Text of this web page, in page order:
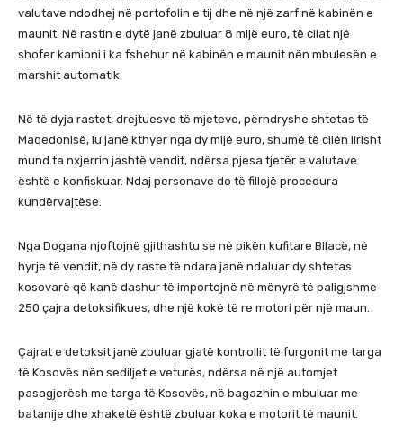
valutave ndodhej në portofolin e tij dhe në një zarf në kabinën e
maunit. Në rastin e dytë janë zbuluar 8 mijë euro, të cilat një
shofer kamioni i ka fshehur në kabinën e maunit nën mbulesën e
marshit automatik.
Në të dyja rastet, drejtuesve të mjeteve, përndryshe shtetas të
Maqedonisë, iu janë kthyer nga dy mijë euro, shumë të cilën lirisht
mund ta nxjerrin jashtë vendit, ndërsa pjesa tjetër e valutave
është e konfiskuar. Ndaj personave do të fillojë procedura
kundërvajtëse.
Nga Dogana njoftojnë gjithashtu se në pikën kufitare Bllacë, në
hyrje të vendit, në dy raste të ndara janë ndaluar dy shtetas
kosovarë që kanë dashur të importojnë në mënyrë të paligjshme
250 çajra detoksifikues, dhe një kokë të re motori për një maun.
Çajrat e detoksit janë zbuluar gjatë kontrollit të furgonit me targa
të Kosovës nën sediljet e veturës, ndërsa në një automjet
pasagjerësh me targa të Kosovës, në bagazhin e mbuluar me
batanije dhe xhaketë është zbuluar koka e motorit të maunit.